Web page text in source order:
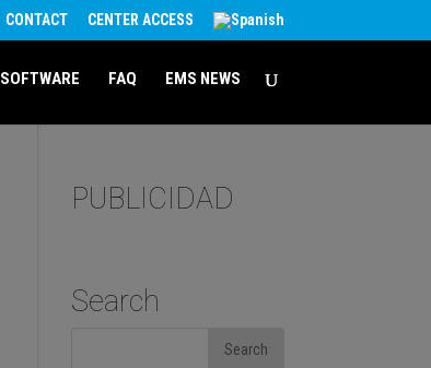
CONTACT CENTER ACCESS
SOFTWARE FAQ EMS NEWS
PUBLICIDAD
Search